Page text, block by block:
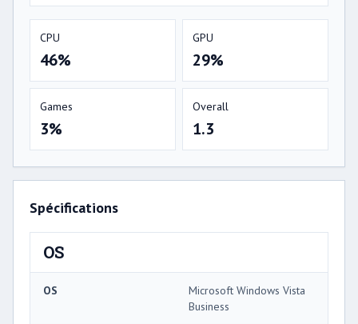
CPU
46%
GPU
29%
Games
3%
Overall
1.3
Spécifications
OS
OS
Microsoft Windows Vista
Business